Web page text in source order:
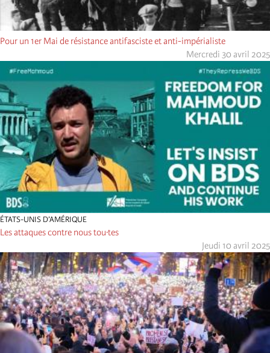
Pour un 1er Mai de résistance antifasciste et anti-impérialiste
Mercredi 30 avril 2025
ÉTATS-UNIS D’AMÉRIQUE
Les attaques contre nous tou·tes
Jeudi 10 avril 2025